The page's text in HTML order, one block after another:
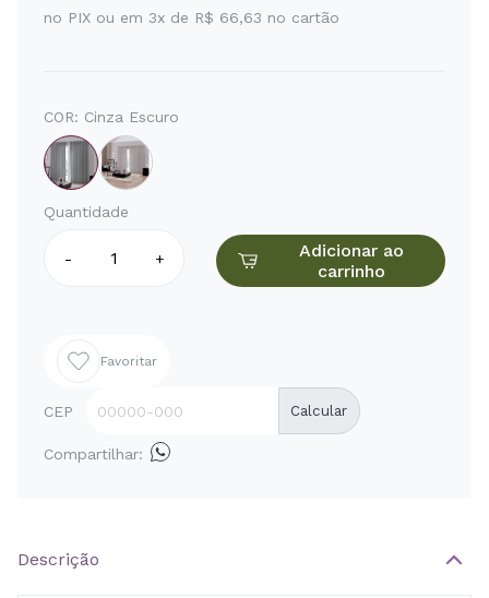
no PIX ou em 3x de R$ 66,63 no cartão
COR: Cinza Escuro
Quantidade
- +
Adicionar ao
carrinho
Favoritar
CEP Calcular
Compartilhar:
Descrição